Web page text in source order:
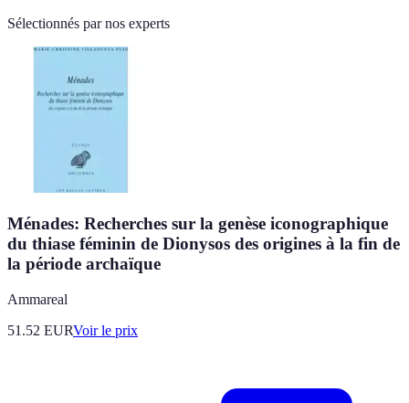
Sélectionnés par nos experts
Ménades: Recherches sur la genèse iconographique
du thiase féminin de Dionysos des origines à la fin de
la période archaïque
Ammareal
51.52 EURVoir le prix